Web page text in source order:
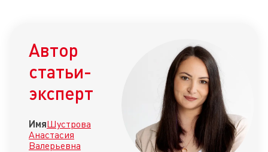
Автор
статьи-
эксперт
ИмяШустрова
Анастасия
Валерьевна